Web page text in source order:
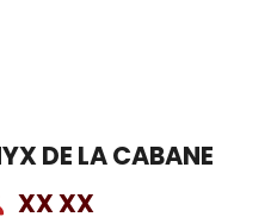
DE LA CABANE
XX XX